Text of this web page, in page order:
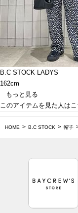
B.C STOCK LADYS
162cm
もっと見る
このアイテムを見た人は
HOME B.C STOCK 帽子